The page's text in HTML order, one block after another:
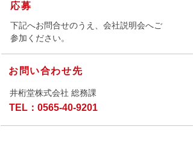
応募
下記へお問合せのうえ、会社説明会へご
参加ください。
お問い合わせ先
井桁堂株式会社 総務課
TEL：0565-40-9201